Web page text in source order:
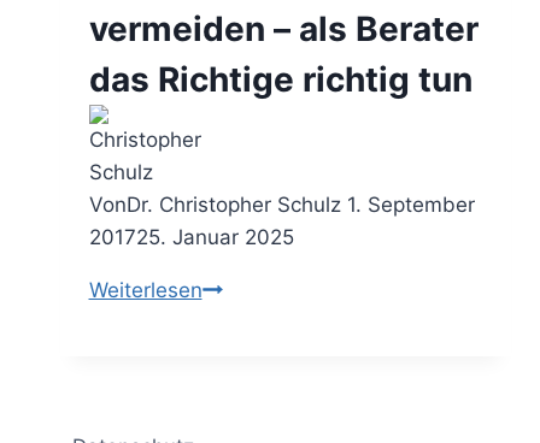
abarbeiten
vermeiden – als Berater
das Richtige richtig tun
VonDr. Christopher Schulz 1. September
201725. Januar 2025
WeiterlesenBlindleistung